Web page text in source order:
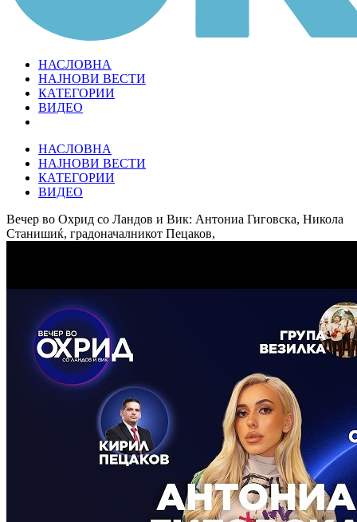
НАСЛОВНА
НАЈНОВИ ВЕСТИ
КАТЕГОРИИ
ВИДЕО
НАСЛОВНА
НАЈНОВИ ВЕСТИ
КАТЕГОРИИ
ВИДЕО
Вечер во Охрид со Ландов и Вик: Антониа Гиговска, Никола
Станишиќ, градоначалникот Пецаков,